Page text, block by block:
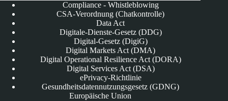
Compliance - Whistleblowing
CSA-Verordnung (Chatkontrolle)
Data Act
Digitale-Dienste-Gesetz (DDG)
Digital-Gesetz (DigiG)
Digital Markets Act (DMA)
Digital Operational Resilience Act (DORA)
Digital Services Act (DSA)
ePrivacy-Richtlinie
Gesundheitsdatennutzungsgesetz (GDNG)
Europäische Union